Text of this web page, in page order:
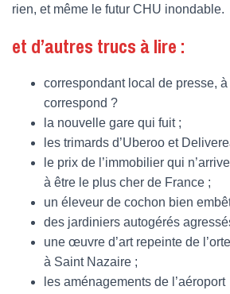
rien, et même le futur CHU inondable.
et d’autres trucs à lire :
correspondant local de presse,
correspond ?
la nouvelle gare qui fuit ;
les trimards d’Uberoo et
le prix de l’immobilier qui
à être le plus cher de France ;
un éleveur de cochon bien
des jardiniers autogérés
une œuvre d’art repeinte de
à Saint Nazaire ;
les aménagements de l’aéroport